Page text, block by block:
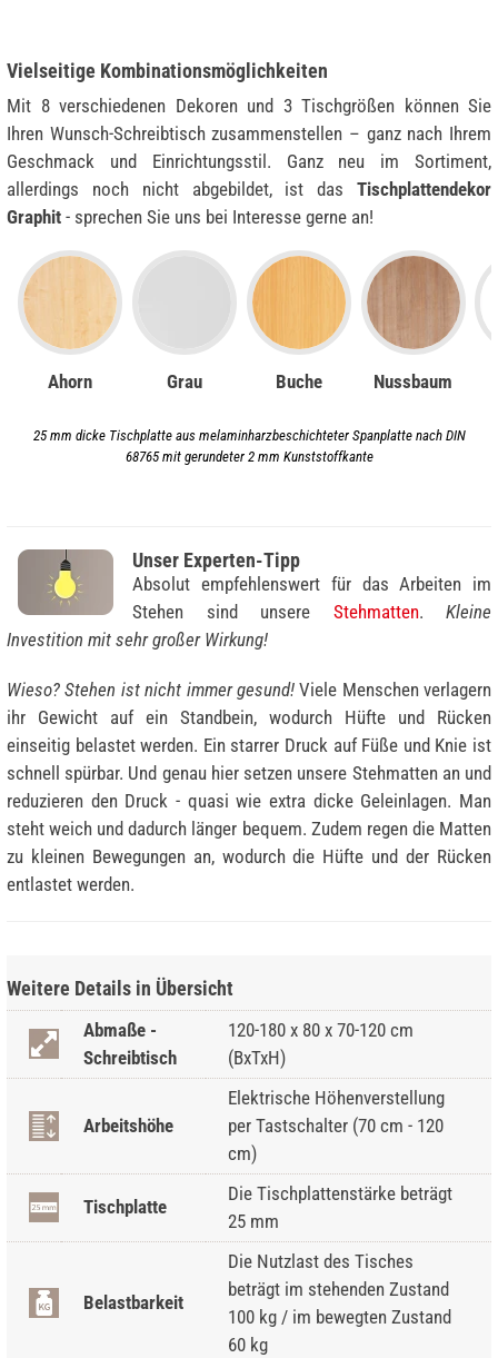
Vielseitige Kombinationsmöglichkeiten
Mit 8 verschiedenen Dekoren und 3 Tischgrößen können Sie
Ihren Wunsch-Schreibtisch zusammenstellen – ganz nach Ihrem
Geschmack und Einrichtungsstil. Ganz neu im Sortiment,
allerdings noch nicht abgebildet, ist das Tischplattendekor
Graphit - sprechen Sie uns bei Interesse gerne an!
Ahorn Grau Buche Nussbaum
25 mm dicke Tischplatte aus melaminharzbeschichteter Spanplatte nach DIN
68765 mit gerundeter 2 mm Kunststoffkante
Unser Experten-Tipp
Absolut empfehlenswert für das Arbeiten im
Stehen sind unsere Stehmatten. Kleine
Investition mit sehr großer Wirkung!
Wieso? Stehen ist nicht immer gesund!Viele Menschen verlagern
ihr Gewicht auf ein Standbein, wodurch Hüfte und Rücken
einseitig belastet werden. Ein starrer Druck auf Füße und Knie ist
schnell spürbar. Und genau hier setzen unsere Stehmatten an und
reduzieren den Druck - quasi wie extra dicke Geleinlagen. Man
steht weich und dadurch länger bequem. Zudem regen die Matten
zu kleinen Bewegungen an, wodurch die Hüfte und der Rücken
entlastet werden.
Weitere Details in Übersicht
Abmaße -
Schreibtisch
120-180 x 80 x 70-120 cm
(BxTxH)
Arbeitshöhe
Elektrische Höhenverstellung
per Tastschalter (70 cm - 120
cm)
Tischplatte
Die Tischplattenstärke beträgt
25 mm
Belastbarkeit
Die Nutzlast des Tisches
beträgt im stehenden Zustand
100 kg / im bewegten Zustand
60 kg